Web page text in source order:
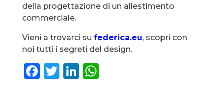
della progettazione di un allestimento
commerciale.
Vieni a trovarci su federica.eu, scopri con
noi tutti i segreti del design.
F T Li W